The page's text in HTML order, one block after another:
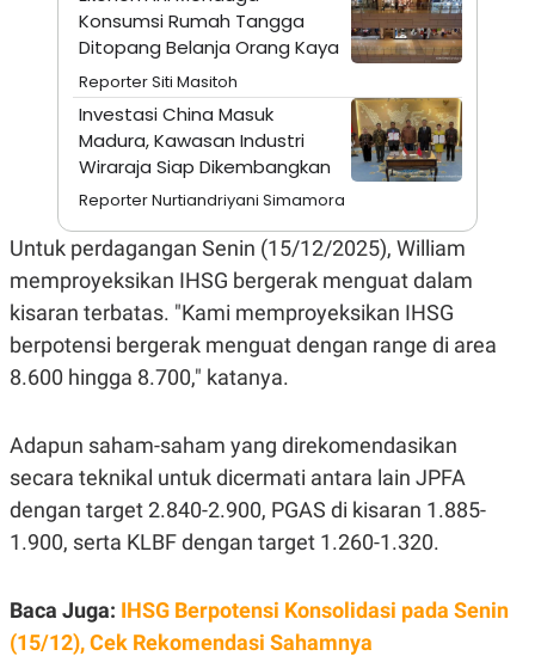
N
V
S
JARINGAN
N
A
N
A
C
M
Y
E
S
R
E
L
E
.
I
Konsumsi Rumah Tangga
Ditopang Belanja Orang Kaya
Reporter Siti Masitoh
Investasi China Masuk
Madura, Kawasan Industri
Wiraraja Siap Dikembangkan
Reporter Nurtiandriyani Simamora
Untuk perdagangan Senin (15/12/2025), William
memproyeksikan IHSG bergerak menguat dalam
kisaran terbatas. "Kami memproyeksikan IHSG
berpotensi bergerak menguat dengan range di area
8.600 hingga 8.700," katanya.
Adapun saham-saham yang direkomendasikan
secara teknikal untuk dicermati antara lain JPFA
dengan target 2.840-2.900, PGAS di kisaran 1.885-
1.900, serta KLBF dengan target 1.260-1.320.
Baca Juga: IHSG Berpotensi Konsolidasi pada Senin
(15/12), Cek Rekomendasi Sahamnya